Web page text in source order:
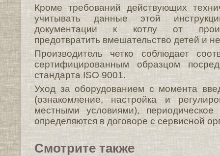
Кроме требований действующих
учитывать данные этой
документации к котлу от
предотвратить вмешательство детей и
Производитель четко соблюдает
сертифицированным образцом
стандарта ISO 9001.
Уход за оборудованием с момента
(ознакомление, настройка и
местными условиями), периодическое
определяются в договоре с сервисной
Смотрите также